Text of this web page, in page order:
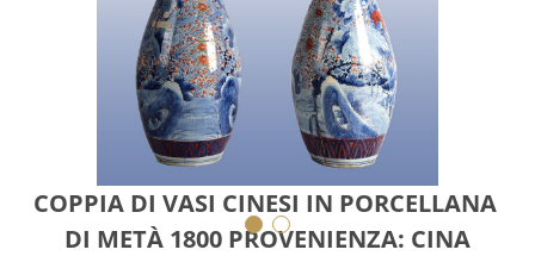
COPPIA DI VASI CINESI IN PORCELLANA
DI METÀ 1800 PROVENIENZA: CINA